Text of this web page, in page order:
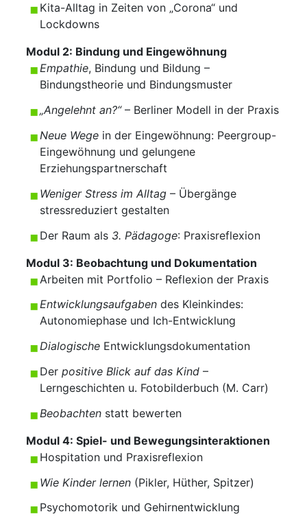
Kita-Alltag in Zeiten von „Corona“ und
Lockdowns
Modul 2: Bindung und Eingewöhnung
Empathie, Bindung und Bildung –
Bindungstheorie und Bindungsmuster
„Angelehnt an?“– Berliner Modell in der Praxis
Neue Wegein der Eingewöhnung: Peergroup-
Eingewöhnung und gelungene
Erziehungspartnerschaft
Weniger Stress im Alltag– Übergänge
stressreduziert gestalten
Der Raum als 3. Pädagoge: Praxisreflexion
Modul 3: Beobachtung und Dokumentation
Arbeiten mit Portfolio – Reflexion der Praxis
Entwicklungsaufgabendes Kleinkindes:
Autonomiephase und Ich-Entwicklung
DialogischeEntwicklungsdokumentation
Der positive Blick auf das Kind–
Lerngeschichten u. Fotobilderbuch (M. Carr)
Beobachtenstatt bewerten
Modul 4: Spiel- und Bewegungsinteraktionen
Hospitation und Praxisreflexion
Wie Kinder lernen(Pikler, Hüther, Spitzer)
Psychomotorik und Gehirnentwicklung